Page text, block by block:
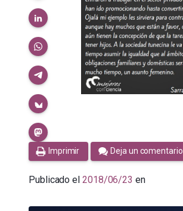
Imprimir Deja un comentario
Publicado el 2018/06/23 en